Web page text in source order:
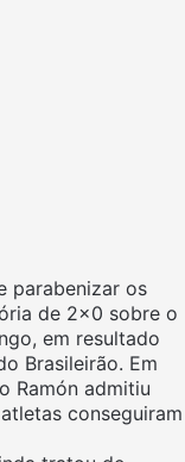
parabenizar os
de 2×0 sobre o
em resultado
Brasileirão. Em
Ramón admitiu
conseguiram